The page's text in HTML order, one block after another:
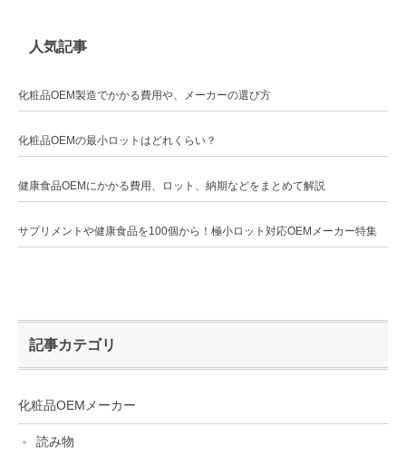
人気記事
化粧品OEM製造でかかる費用や、メーカーの選び方
化粧品OEMの最小ロットはどれくらい？
健康食品OEMにかかる費用、ロット、納期などをまとめて解説
サプリメントや健康食品を100個から！極小ロット対応OEMメーカー特集
記事カテゴリ
化粧品OEMメーカー
読み物